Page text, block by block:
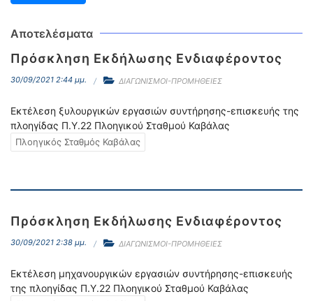
Αποτελέσματα
Πρόσκληση Εκδήλωσης Ενδιαφέροντος
30/09/2021 2:44 μμ. ΔΙΑΓΩΝΙΣΜΟΙ-ΠΡΟΜΗΘΕΙΕΣ
Εκτέλεση ξυλουργικών εργασιών συντήρησης-επισκευής της
πλοηγίδας Π.Υ.22 Πλοηγικού Σταθμού Καβάλας
Πλοηγικός Σταθμός Καβάλας
Πρόσκληση Εκδήλωσης Ενδιαφέροντος
30/09/2021 2:38 μμ. ΔΙΑΓΩΝΙΣΜΟΙ-ΠΡΟΜΗΘΕΙΕΣ
Εκτέλεση μηχανουργικών εργασιών συντήρησης-επισκευής
της πλοηγίδας Π.Υ.22 Πλοηγικού Σταθμού Καβάλας